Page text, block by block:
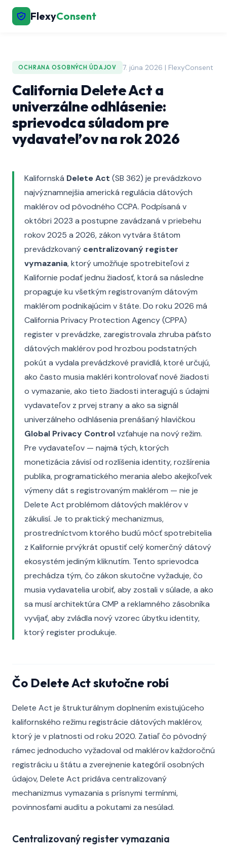
FlexyConsent
OCHRANA OSOBNÝCH ÚDAJOV 7. júna 2026 | FlexyConsent
California Delete Act a
univerzálne odhlásenie:
sprievodca súladom pre
vydavateľov na rok 2026
Kalifornská Delete Act (SB 362) je prevádzkovo
najvýznamnejšia americká regulácia dátových
maklérov od pôvodného CCPA. Podpísaná v
októbri 2023 a postupne zavádzaná v priebehu
rokov 2025 a 2026, zákon vytvára štátom
prevádzkovaný centralizovaný register
vymazania, ktorý umožňuje spotrebiteľovi z
Kalifornie podať jednu žiadosť, ktorá sa následne
propaguje ku všetkým registrovaným dátovým
maklérom podnikajúcim v štáte. Do roku 2026 má
California Privacy Protection Agency (CPPA)
register v prevádzke, zaregistrovala zhruba päťsto
dátových maklérov pod hrozbou podstatných
pokút a vydala prevádzkové pravidlá, ktoré určujú,
ako často musia makléri kontrolovať nové žiadosti
o vymazanie, ako tieto žiadosti interagujú s údajmi
vydavateľov z prvej strany a ako sa signál
univerzálneho odhlásenia prenášaný hlavičkou
Global Privacy Controlvzťahuje na nový režim.
Pre vydavateľov — najmä tých, ktorých
monetizácia závisí od rozlíšenia identity, rozšírenia
publika, programatického merania alebo akejkoľvek
výmeny dát s registrovaným maklérom — nie je
Delete Act problémom dátových maklérov v
zákulisí. Je to praktický mechanizmus,
prostredníctvom ktorého budú môcť spotrebitelia
z Kalifornie prvýkrát opustiť celý komerčný dátový
ekosystém jediným kliknutím. Tento sprievodca
prechádza tým, čo zákon skutočne vyžaduje, čo
musia vydavatelia urobiť, aby zostali v súlade, a ako
sa musí architektúra CMP a reklamného zásobníka
vyvíjať, aby zvládla nový vzorec úbytku identity,
ktorý register produkuje.
Čo Delete Act skutočne robí
Delete Act je štrukturálnym doplnením existujúceho
kalifornského režimu registrácie dátových maklérov,
ktorý je v platnosti od roku 2020. Zatiaľ čo pôvodný
rámec jednoducho vyžadoval od maklérov každoročnú
registráciu u štátu a zverejnenie kategórií osobných
údajov, Delete Act pridáva centralizovaný
mechanizmus vymazania s prísnymi termínmi,
povinnosťami auditu a pokutami za nesúlad.
Centralizovaný register vymazania